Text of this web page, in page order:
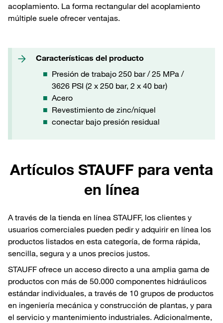
acoplamiento. La forma rectangular del acoplamiento
múltiple suele ofrecer ventajas.
Características del producto
Presión de trabajo 250 bar / 25 MPa /
3626 PSI (2 x 250 bar, 2 x 40 bar)
Acero
Revestimiento de zinc/níquel
conectar bajo presión residual
Artículos STAUFF para venta
en línea
A través de la tienda en línea STAUFF, los clientes y
usuarios comerciales pueden pedir y adquirir en línea los
productos listados en esta categoría, de forma rápida,
sencilla, segura y a unos precios justos.
STAUFF ofrece un acceso directo a una amplia gama de
productos con más de 50.000 componentes hidráulicos
estándar individuales, a través de 10 grupos de productos
en ingeniería mecánica y construcción de plantas, y para
el servicio y mantenimiento industriales. Adicionalmente,